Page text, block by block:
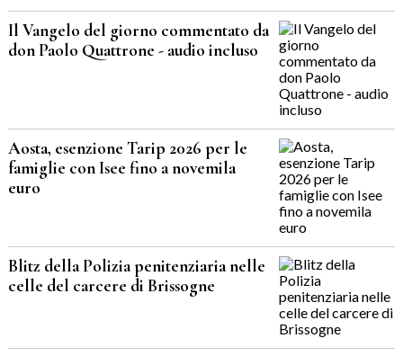
Il Vangelo del giorno commentato da
don Paolo Quattrone - audio incluso
Aosta, esenzione Tarip 2026 per le
famiglie con Isee fino a novemila
euro
Blitz della Polizia penitenziaria nelle
celle del carcere di Brissogne